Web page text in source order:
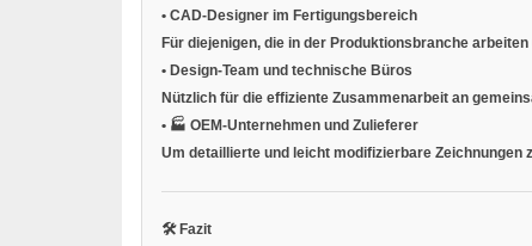
• CAD-Designer im Fertigungsbereich
Für diejenigen, die in der Produktionsbranche
• Design-Team und technische Büros
Nützlich für die effiziente Zusammenarbeit an
• 🏭 OEM-Unternehmen und Zulieferer
Um detaillierte und leicht modifizierbare Zeichnungen
🛠Fazit